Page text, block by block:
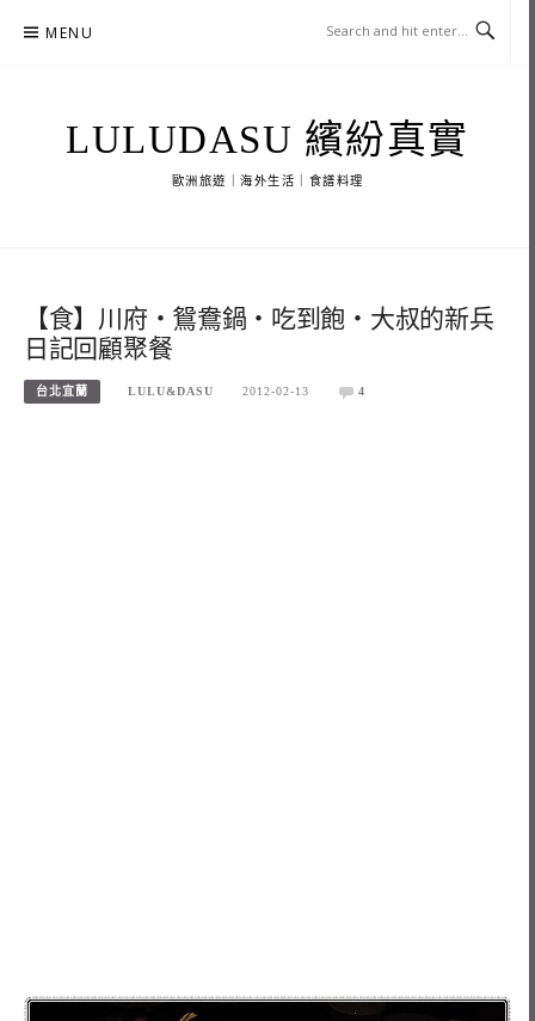
MENU
LULUDASU 繽紛真實
歐洲旅遊｜海外生活｜食譜料理
【食】川府‧鴛鴦鍋‧吃到飽‧大叔的新兵
日記回顧聚餐
台北宜蘭 LULU&DASU 2012-02-13 4